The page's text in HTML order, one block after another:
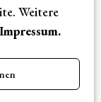
Weitere
Impressum.